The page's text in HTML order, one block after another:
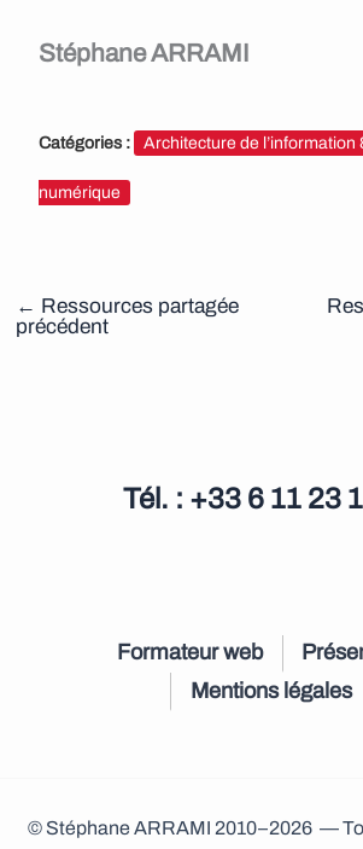
Stéphane ARRAMI
Catégories : Architecture de l’information
numérique
← Ressources partagée
précédent
Tél. : +33 6 11 23
Formateur web
Mentions légales
© Stéphane ARRAMI 2010–2026 —